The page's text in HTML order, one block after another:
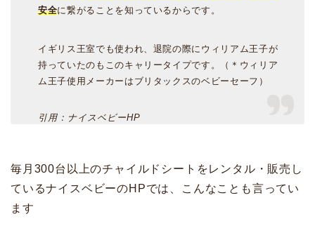
安全に繋がることを知っているからです。
イギリス王室でも使われ、退院の際にウィリアム王子が
持っていたのもこのキャリータイプです。（＊ウィリア
ム王子使用メーカーはブリタックスのベビーセーフ）
引用：ナイスベビーHP
毎月300台以上のチャイルドシートをレンタル・販売し
ているナイスベビーのHPでは、こんなことも言ってい
ます